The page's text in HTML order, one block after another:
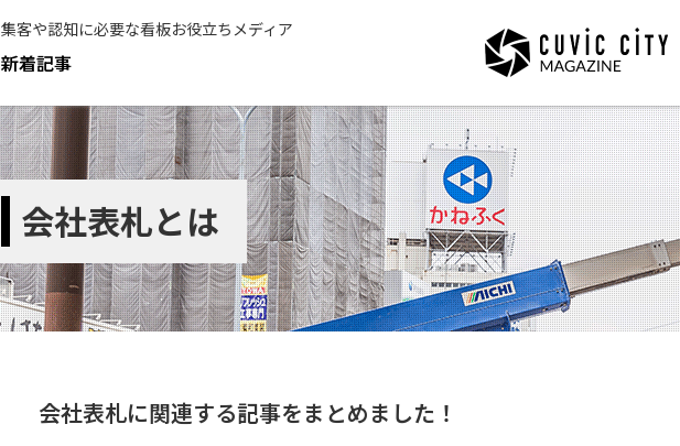
集客や認知に必要な看板お役立ちメディア
新着記事
会社表札とは
会社表札に関連する記事をまとめました！